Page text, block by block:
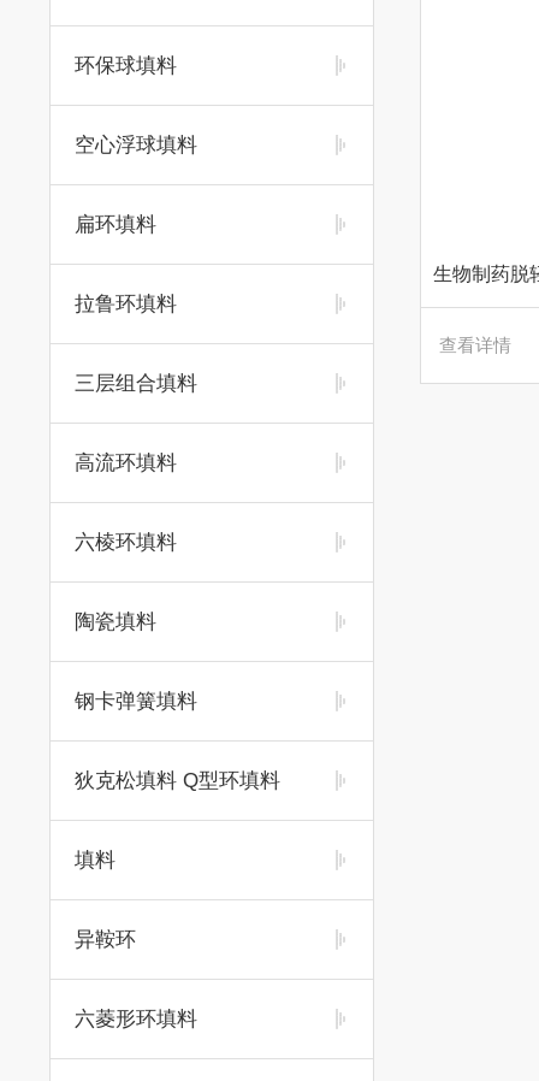
环保球填料
空心浮球填料
扁环填料
拉鲁环填料
三层组合填料
高流环填料
六棱环填料
陶瓷填料
钢卡弹簧填料
狄克松填料 Q型环填料
填料
异鞍环
六菱形环填料
查看详情